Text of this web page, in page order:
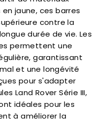
jaune, ces barres
contre la
durée de vie. Les
permettent une
garantissant
et une longévité
pour s'adapter
Land Rover Série III,
idéales pour les
à améliorer la